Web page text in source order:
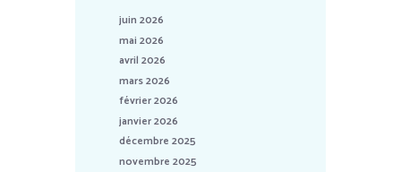
juin 2026
mai 2026
avril 2026
mars 2026
février 2026
janvier 2026
décembre 2025
novembre 2025